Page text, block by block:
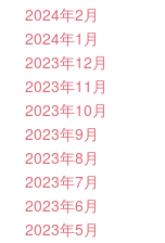
2024年2月
2024年1月
2023年12月
2023年11月
2023年10月
2023年9月
2023年8月
2023年7月
2023年6月
2023年5月